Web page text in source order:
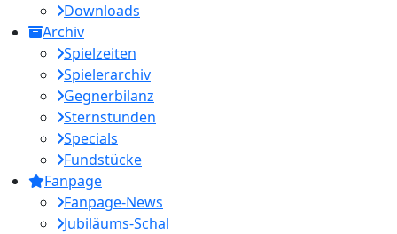
Downloads
Archiv
Spielzeiten
Spielerarchiv
Gegnerbilanz
Sternstunden
Specials
Fundstücke
Fanpage
Fanpage-News
Jubiläums-Schal